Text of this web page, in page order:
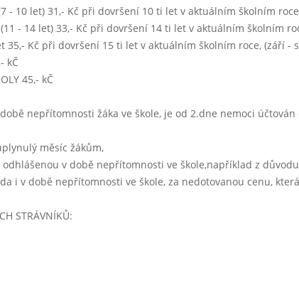
granko,čaj,voda,sirup
vepřové rizoto, sterilovaný okurek
rybí
salát z kyselého zelí
mléko s příchutí, čaj,voda,sirup
luštěninová (z bílé fazole)
- 10 let) 31,- Kč při dovršení 10 ti let v aktuálním školním roce
- 14 let) 33,- Kč při dovršení 14 ti let v aktuálním školním
35,- Kč při dovršení 15 ti let v aktuálním školním roce, (září -
kČ
45,- kČ
nepřítomnosti žáka ve škole, je od 2.dne nemoci
měsíc žákům,
v době nepřítomnosti ve škole,například z
i v době nepřítomnosti ve škole, za nedotovanou cenu,
STRÁVNÍKŮ: